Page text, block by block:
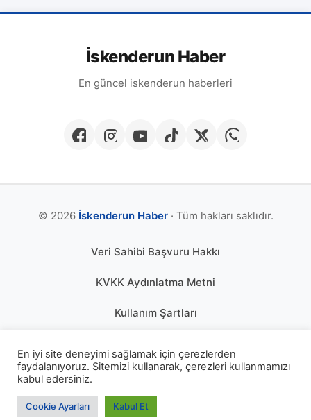
İskenderun Haber
En güncel iskenderun haberleri
© 2026 İskenderun Haber· Tüm hakları saklıdır.
Veri Sahibi Başvuru Hakkı
KVKK Aydınlatma Metni
Kullanım Şartları
Çerez Politikası
KÜNYE
En iyi site deneyimi sağlamak için çerezlerden
faydalanıyoruz. Sitemizi kullanarak, çerezleri kullanmamızı
kabul edersiniz.
Cookie Ayarları Kabul Et